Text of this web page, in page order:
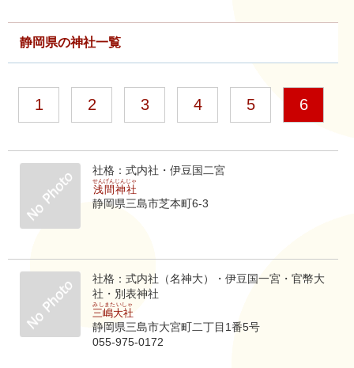
静岡県の神社一覧
1 2 3 4 5 6
社格：式内社・伊豆国二宮
浅間神社
せんげんじんじゃ
静岡県三島市芝本町6-3
社格：式内社（名神大）・伊豆国一宮・官幣大
社・別表神社
三嶋大社
みしまたいしゃ
静岡県三島市大宮町二丁目1番5号
055-975-0172